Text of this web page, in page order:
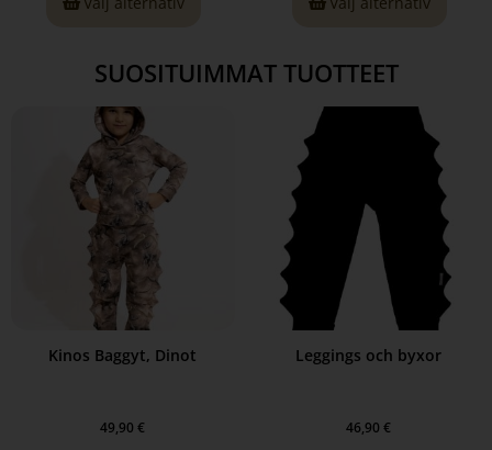
SUOSITUIMMAT TUOTTEET
Kinos Baggyt, Dinot
49,90€
Leggings och byxor
46,90€